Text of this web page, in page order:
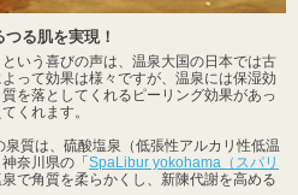
る肌を実現！
いう喜びの声は、温泉大国の日本では古
って効果は様々ですが、温泉には保湿効
を落としてくれるピーリング効果があっ
くれます。
泉質は、硫酸塩泉（低張性アルカリ性低温
奈川県の「SpaLibur yokohama（スパリ
泉で角質を柔らかくし、新陳代謝を高める